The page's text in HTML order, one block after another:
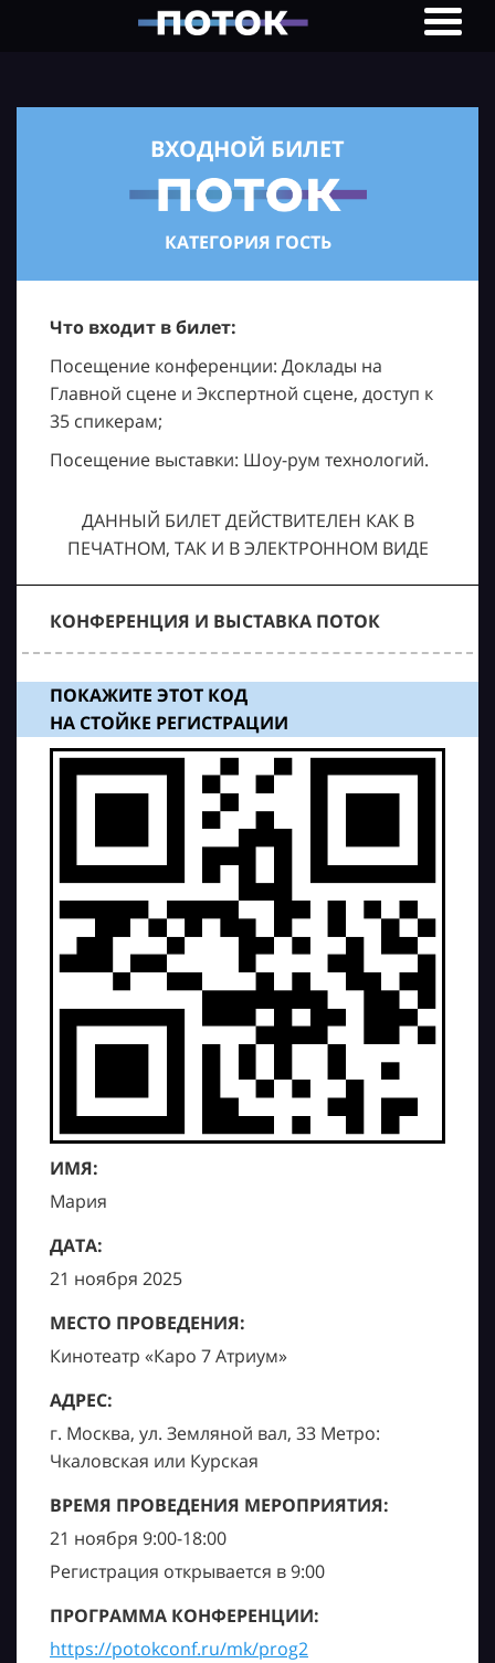
ВХОДНОЙ БИЛЕТ
КАТЕГОРИЯ ГОСТЬ
Что входит в билет:
Посещение конференции: Доклады на
Главной сцене и Экспертной сцене, доступ к
35 спикерам;
Посещение выставки: Шоу-рум технологий.
ДАННЫЙ БИЛЕТ ДЕЙСТВИТЕЛЕН КАК В
ПЕЧАТНОМ, ТАК И В ЭЛЕКТРОННОМ ВИДЕ
КОНФЕРЕНЦИЯ И ВЫСТАВКА ПОТОК
ПОКАЖИТЕ ЭТОТ КОД
НА СТОЙКЕ РЕГИСТРАЦИИ
ИМЯ:
Мария
ДАТА:
21 ноября 2025
МЕСТО ПРОВЕДЕНИЯ:
Кинотеатр «Каро 7 Атриум»
АДРЕС:
г. Москва, ул. Земляной вал, 33 Метро:
Чкаловская или Курская
ВРЕМЯ ПРОВЕДЕНИЯ МЕРОПРИЯТИЯ:
21 ноября 9:00-18:00
Регистрация открывается в 9:00
ПРОГРАММА КОНФЕРЕНЦИИ:
https://potokconf.ru/mk/prog2